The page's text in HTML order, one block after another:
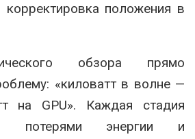
корректировка положения в
обзора прямо
«киловатт в волне —
на GPU». Каждая стадия
потерями энергии и